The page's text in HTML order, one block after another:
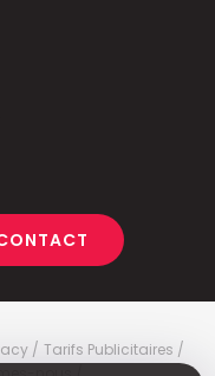
Tarifs Publicitaires